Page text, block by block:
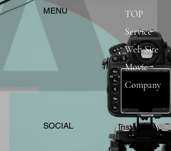
​MENU
TOP
Service
Web Site
Movie
Company
​SOCIAL
Instagram
​Facebook